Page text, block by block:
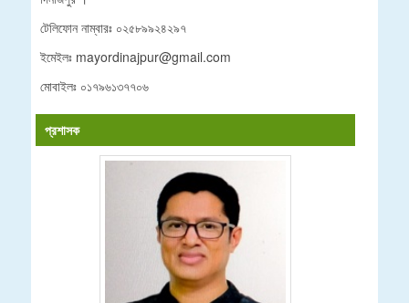
টেলিফোন নাম্বারঃ ০২৫৮৯৯২৪২৯৭
ইমেইলঃ mayordinajpur@gmail.com
মোবাইলঃ ০১৭৯৬১৩৭৭০৬
প্রশাসক